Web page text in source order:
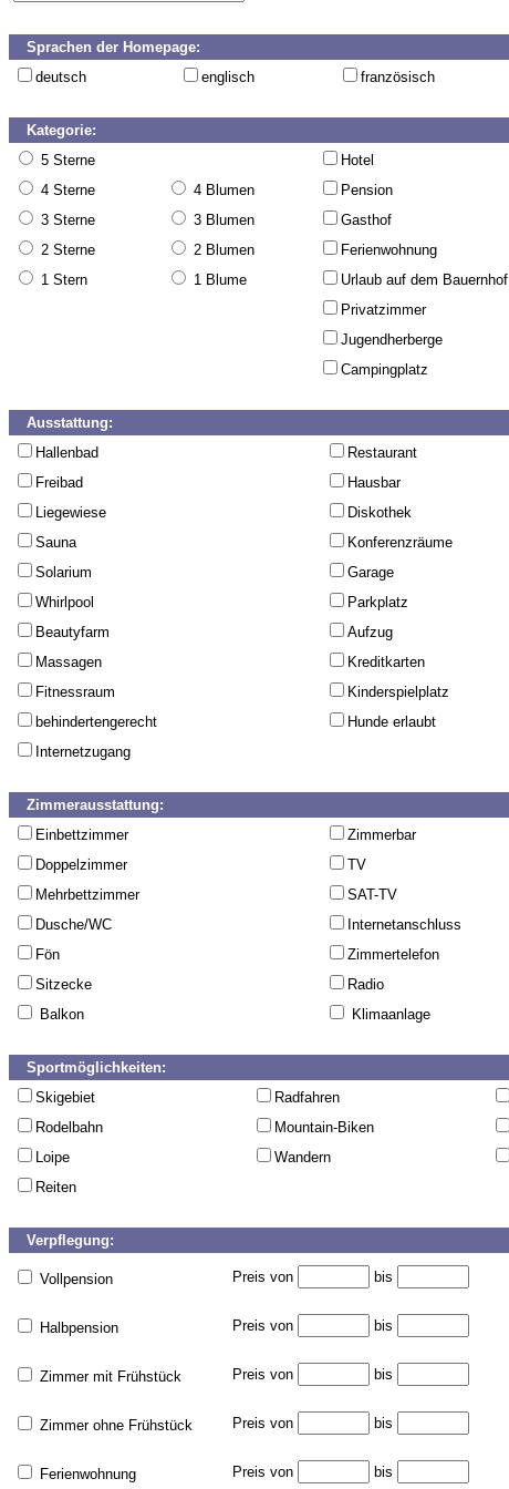
Sprachen der Homepage:
deutsch
englisch französisch
Kategorie:
5 Sterne
Hotel
4 Sterne
4 Blumen
Pension
3 Sterne
3 Blumen
Gasthof
2 Sterne
2 Blumen
Ferienwohnung
1 Stern
1 Blume
Urlaub auf dem Bauernhof
Privatzimmer
Jugendherberge
Campingplatz
Ausstattung:
Hallenbad
Restaurant
Freibad
Hausbar
Liegewiese
Diskothek
Sauna
Konferenzräume
Solarium
Garage
Whirlpool
Parkplatz
Beautyfarm
Aufzug
Massagen
Kreditkarten
Fitnessraum
Kinderspielplatz
behindertengerecht
Hunde erlaubt
Internetzugang
Zimmerausstattung:
Einbettzimmer
Zimmerbar
Doppelzimmer
TV
Mehrbettzimmer
SAT-TV
Dusche/WC
Internetanschluss
Fön
Zimmertelefon
Sitzecke
Radio
Balkon
Klimaanlage
Sportmöglichkeiten:
Skigebiet
Radfahren
Rodelbahn
Mountain-Biken
Loipe
Wandern
Reiten
Verpflegung:
Vollpension Preis von bis
Halbpension Preis von bis
Zimmer mit Frühstück Preis von bis
Zimmer ohne Frühstück Preis von bis
Ferienwohnung Preis von bis